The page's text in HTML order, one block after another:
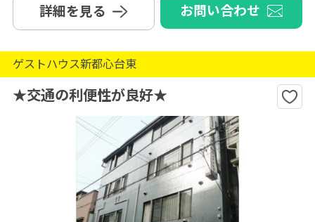
詳細を見る お問い合わせ
ゲストハウス新都心台東
★交通の利便性が良好★